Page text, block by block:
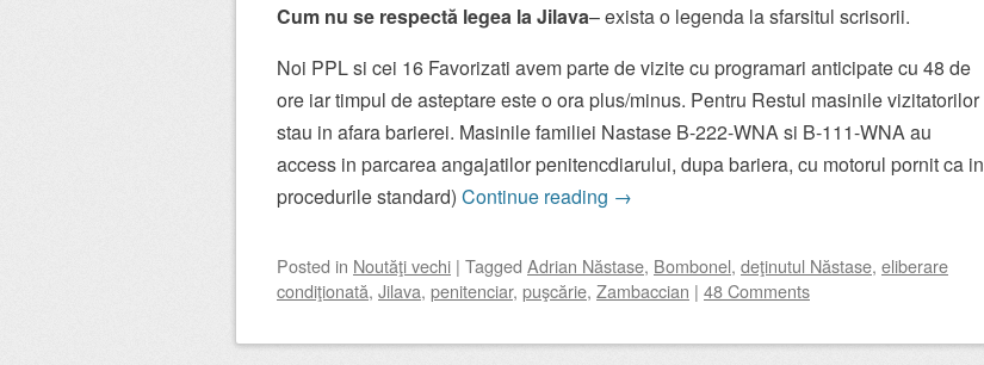
Cum nu se respectă legea la Jilava– exista o legenda la sfarsitul scrisorii.
Noi PPL si cei 16 Favorizati avem parte de vizite cu programari anticipate cu 48 de
ore iar timpul de asteptare este o ora plus/minus. Pentru Restul masinile vizitatorilor
stau in afara barierei. Masinile familiei Nastase B-222-WNA si B-111-WNA au
access in parcarea angajatilor penitencdiarului, dupa bariera, cu motorul pornit ca in
procedurile standard) Continue reading →
Posted in Noutăţi vechi | Tagged Adrian Năstase, Bombonel, deţinutul Năstase, eliberare
condiţionată, Jilava, penitenciar, puşcărie, Zambaccian | 48 Comments